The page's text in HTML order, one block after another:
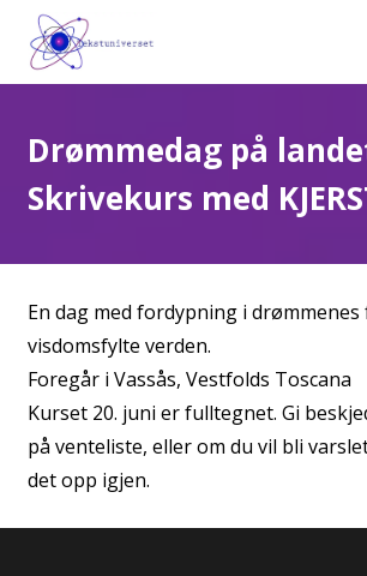
Drømmedag på
Skrivekurs med
En dag med fordypning i
visdomsfylte verden.
Foregår i Vassås, Vestfolds Toscana
Kurset 20. juni er fulltegnet. Gi
på venteliste, eller om du vil bli
det opp igjen.